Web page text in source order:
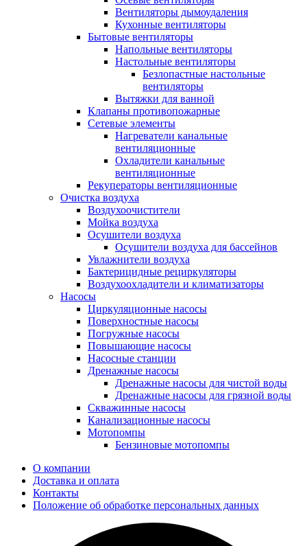
Вентиляторы дымоудаления
Кухонные вентиляторы
Бытовые вентиляторы
Напольные вентиляторы
Настольные вентиляторы
Безлопастные настольные
вентиляторы
Вытяжки для ванной
Клапаны противопожарные
Сетевые элементы
Нагреватели канальные
вентиляционные
Охладители канальные
вентиляционные
Рекуператоры вентиляционные
Очистка воздуха
Воздухоочистители
Мойка воздуха
Осушители воздуха
Осушители воздуха для бассейнов
Увлажнители воздуха
Бактерицидные рециркуляторы
Воздухоохладители и климатизаторы
Насосы
Циркуляционные насосы
Поверхностные насосы
Погружные насосы
Повышающие насосы
Насосные станции
Дренажные насосы
Дренажные насосы для чистой воды
Дренажные насосы для грязной воды
Скважинные насосы
Канализационные насосы
Мотопомпы
Бензиновые мотопомпы
О компании
Доставка и оплата
Контакты
Положение об обработке персональных данных